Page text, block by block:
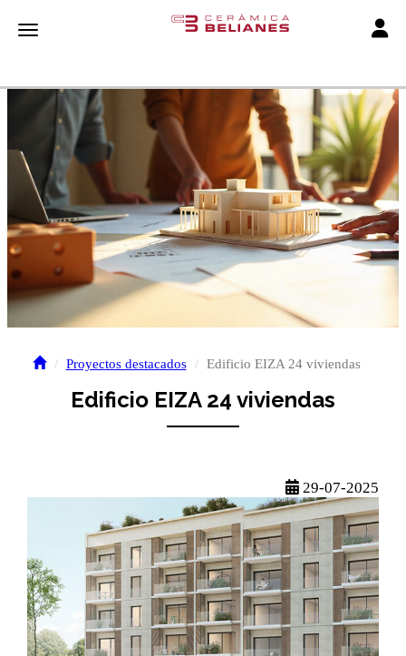
Toggle navigation
Proyectos destacados Edificio EIZA 24 viviendas
Edificio EIZA 24 viviendas
29-07-2025